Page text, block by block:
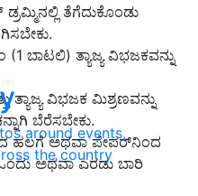
around events,
the country
ಡ್ರಮ್ಮಿನಲ್ಲಿ ತೆಗೆದುಕೊಂಡು
ಬಾಟಲಿ) ತ್ಯಾಜ್ಯ ವಿಭಜಕವನ್ನು
ತ್ಯಾಜ್ಯ ವಿಭಜಕ ಮಿಶ್ರಣವನ್ನು
ಬೆರೆಸಬೇಕು.
ಹಲಗೆ ಅಥವಾ ಪೇಪರ್‌ನಿಂದ
ಅಥವಾ ಎರಡು ಬಾರಿ